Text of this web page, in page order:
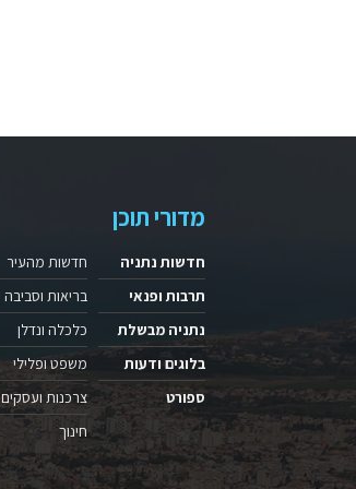
מדורי תוכן
חדשות נתניה
תרבות ופנאי
נתניה מבשלת
בלוגים ודעות
ספורט
חדשות מהעיר
בריאות וסביבה
כלכלה ונדלן
משפט ופלילי
צרכנות ועסקים
חינוך